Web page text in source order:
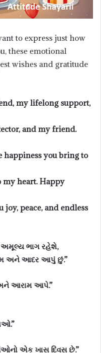
to express just how
these emotional
wishes and gratitude
my lifelong support,
and my friend.
you bring to
my heart. Happy
peace, and endless
અમૂલ્ય ભાગ રહેશે,
અને આદર આપું છું.”
આરામ આપે.”
એક ખાસ દિવસ છે.”